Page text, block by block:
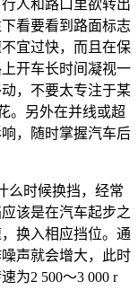
人和路口里欲转出
看要看到路面标志
宜过快，而且在保
开车长时间凝视一
，不要太专注于某
。另外在并线或超
，随时掌握汽车后
么时候换挡，经常
该是在汽车起步之
换入相应挡位。通
声就会增大，此时
为2 500～3 000 r